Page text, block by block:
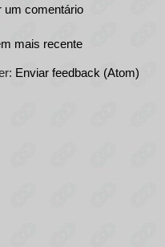
um comentário
mais recente
Enviar feedback (Atom)